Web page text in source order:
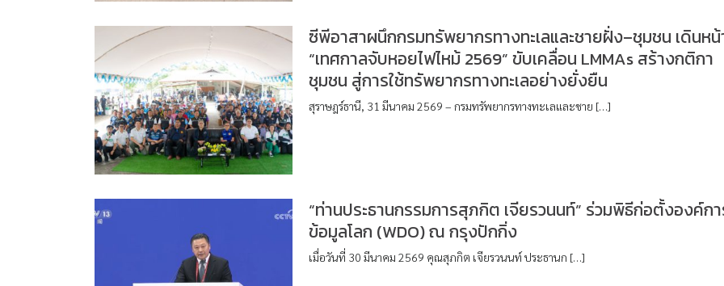
ซีพีอาสาผนึกกรมทรัพยากรทางทะเลและชายฝั่ง–ชุมชน เดินห
“เทศกาลจับหอยไฟไหม้ 2569” ขับเคลื่อน LMMAs สร้างกติกา
ชุมชน สู่การใช้ทรัพยากรทางทะเลอย่างยั่งยืน
สุราษฎร์ธานี, 31 มีนาคม 2569 – กรมทรัพยากรทางทะเลและชาย […]
“ท่านประธานกรรมการสุภกิต เจียรวนนท์” ร่วมพิธีก่อตั้งองค์ก
ข้อมูลโลก (WDO) ณ กรุงปักกิ่ง
เมื่อวันที่ 30 มีนาคม 2569 คุณสุภกิต เจียรวนนท์ ประธานก […]